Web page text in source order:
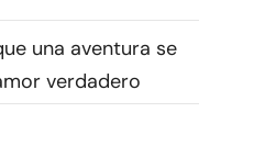
Escríbenos
Publicidad con
derechos reservados.
una aventura se
verdadero